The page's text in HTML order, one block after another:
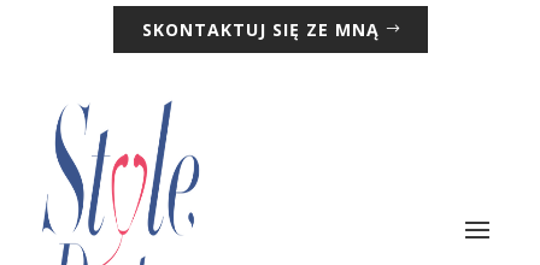
SKONTAKTUJ SIĘ ZE MNĄ